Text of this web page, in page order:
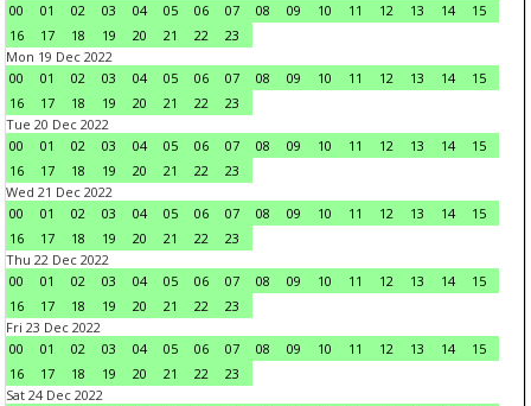
00
01 02 03 04 05 06 07 08 09 10 11 12 13 14
15
16
17 18 19 20 21 22
23
Mon 19 Dec 2022
00
01 02 03 04 05 06 07 08 09 10 11 12 13 14
15
16
17 18 19 20 21 22
23
Tue 20 Dec 2022
00
01 02 03 04 05 06 07 08 09 10 11 12 13 14
15
16
17 18 19 20 21 22
23
Wed 21 Dec 2022
00
01 02 03 04 05 06 07 08 09 10 11 12 13 14
15
16
17 18 19 20 21 22
23
Thu 22 Dec 2022
00
01 02 03 04 05 06 07 08 09 10 11 12 13 14
15
16
17 18 19 20 21 22
23
Fri 23 Dec 2022
00
01 02 03 04 05 06 07 08 09 10 11 12 13 14
15
16
17 18 19 20 21 22
23
Sat 24 Dec 2022